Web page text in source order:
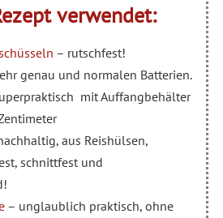
verwendet:
– rutschfest!
genau und normalen Batterien.
mit Auffangbehälter
aus Reishülsen,
schnittfest und
– unglaublich praktisch, ohne